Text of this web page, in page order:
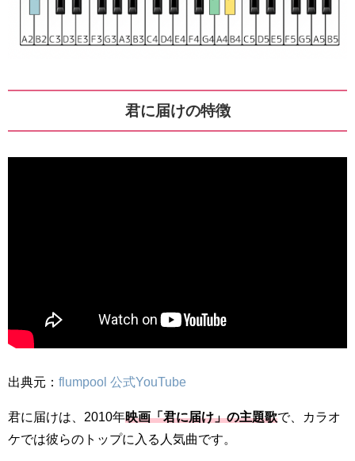
君に届けの特徴
出典元： flumpool 公式YouTube
君に届けは、2010年映画「君に届け」の主題歌で、カラオ
ケでは彼らのトップに入る人気曲です。